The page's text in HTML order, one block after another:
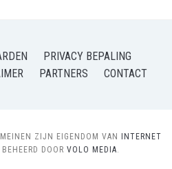
PRIVACY BEPALING
PARTNERS CONTACT
ZIJN EIGENDOM VAN INTERNET
BEHEERD DOOR VOLO MEDIA